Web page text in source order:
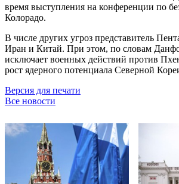
время выступления на конференции по
Колорадо.
В числе других угроз представитель
Иран и Китай. При этом, по словам
исключает военных действий против
рост ядерного потенциала Северной
Версия для печати
Все новости